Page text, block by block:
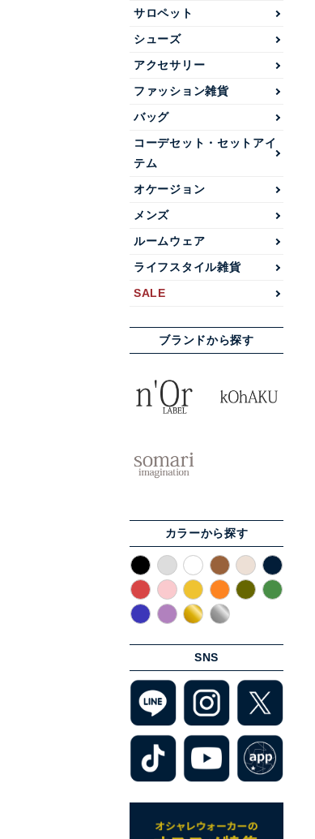
サロペット
シューズ
アクセサリー
ファッション雑貨
バッグ
コーデセット・セットアイ
テム
オケージョン
メンズ
ルームウェア
ライフスタイル雑貨
SALE
ブランドから探す
カラーから探す
SNS